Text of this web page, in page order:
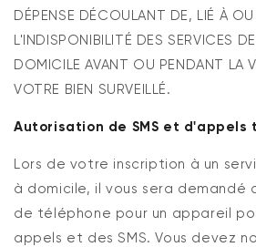
DÉPENSE DÉCOULANT DE, LIÉ À OU
L'INDISPONIBILITÉ DES SERVICES
DOMICILE AVANT OU PENDANT LA
VOTRE BIEN SURVEILLÉ.
Autorisation de SMS et d'appels
Lors de votre inscription à un
à domicile, il vous sera demandé
de téléphone pour un appareil
appels et des SMS. Vous devez